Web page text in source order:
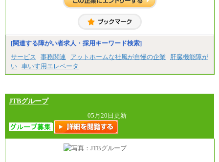
[関連する障がい者求人・採用キーワード検索]
サービス
事務関連 アットホームな社風が自慢の企業
肝臓機能障が
い 車いす用エレベータ
JTBグループ
05月20日更新